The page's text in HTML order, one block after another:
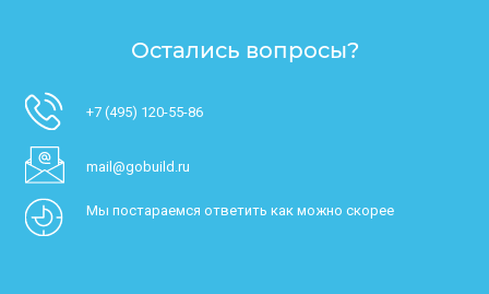
Остались вопросы?
+7 (495) 120-55-86
mail@gobuild.ru
Мы постараемся ответить как можно скорее